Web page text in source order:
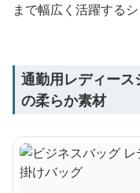
まで幅広く活躍する
通勤用レディー
の柔らか素材